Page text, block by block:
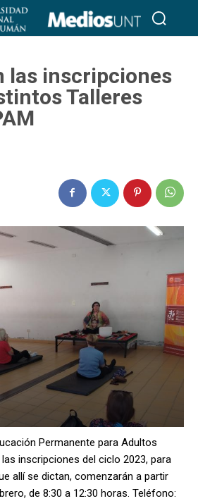
las inscripciones
Talleres
Permanente para Adultos
inscripciones del ciclo 2023, para
allí se dictan, comenzarán a partir
de 8:30 a 12:30 horas. Teléfono: